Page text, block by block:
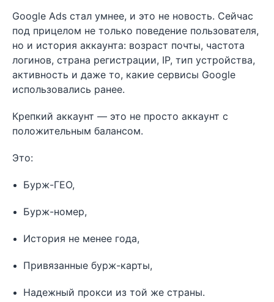
Google Ads стал умнее, и это не новость. Сейчас
под прицелом не только поведение пользователя,
но и история аккаунта: возраст почты, частота
логинов, страна регистрации, IP, тип устройства,
активность и даже то, какие сервисы Google
использовались ранее.
Крепкий аккаунт — это не просто аккаунт с
положительным балансом.
Это:
Бурж-ГЕО,
Бурж-номер,
История не менее года,
Привязанные бурж-карты,
Надежный прокси из той же страны.